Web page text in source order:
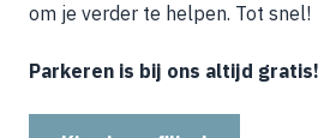
om je verder te helpen. Tot snel!
Parkeren is bij ons altijd gratis!